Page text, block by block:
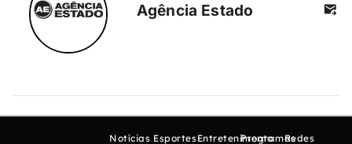
Agência Estado
Notícias EsportesEntretenimento
ProgramasRedes